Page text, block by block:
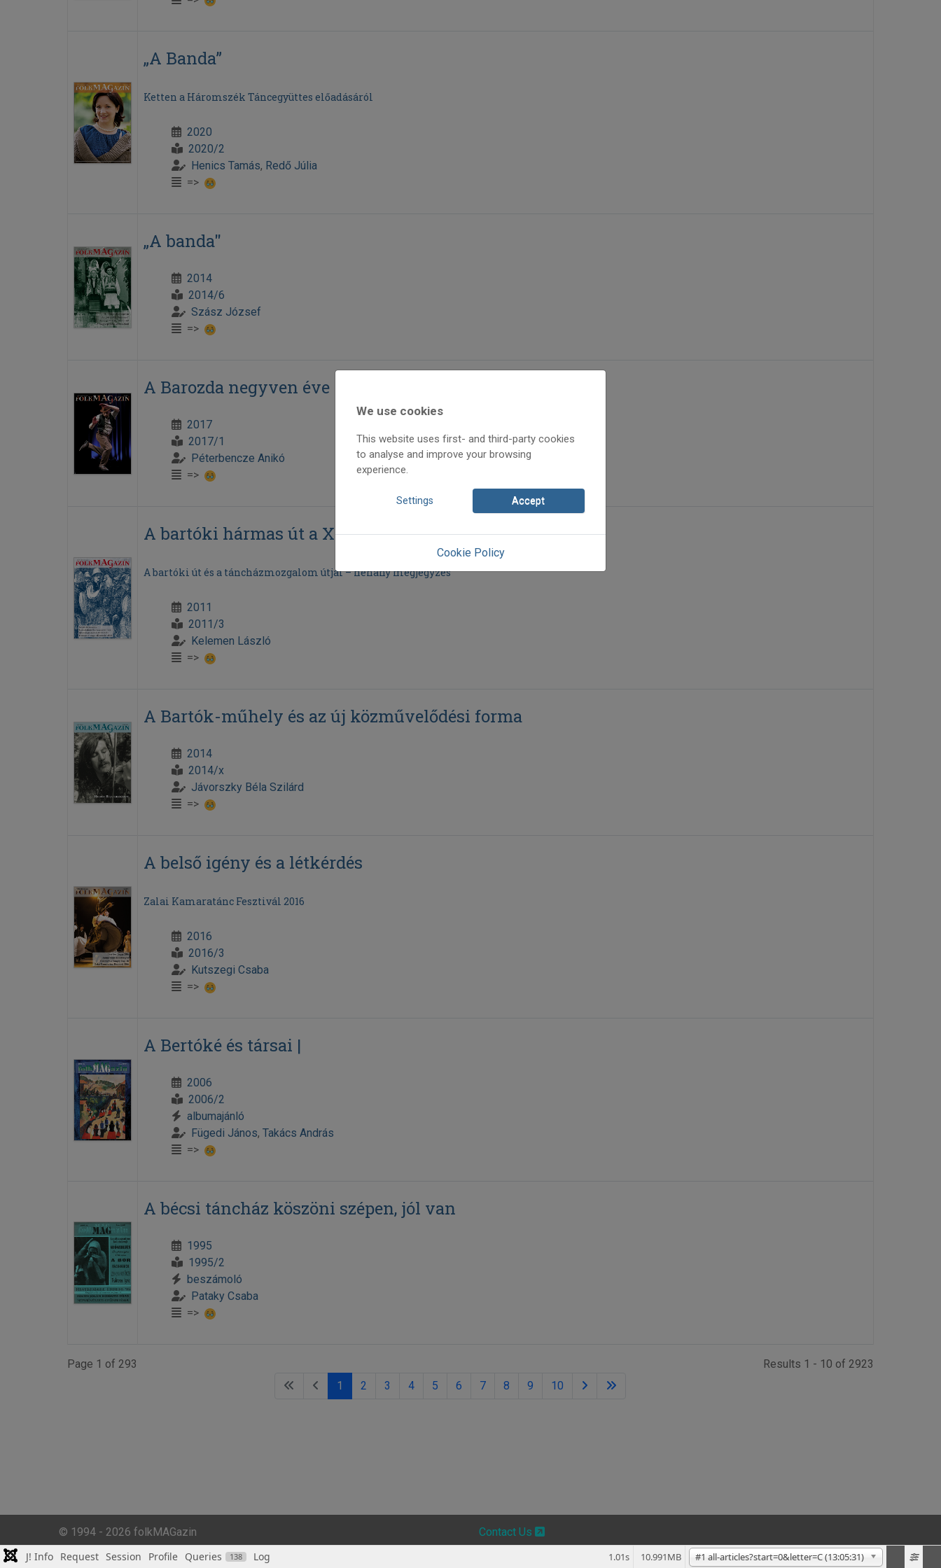
„A Banda”
Ketten a Háromszék Táncegyüttes előadásáról
2020
2020/2
Henics Tamás, Redő Júlia
=>
„A banda"
2014
2014/6
Szász József
=>
A Barozda negyven éve
2017
2017/1
Péterbencze Anikó
=>
A bartóki hármas út a XXI. századi zenében
A bartóki út és a táncházmozgalom útjai – néhány megjegyzés
2011
2011/3
Kelemen László
=>
A Bartók-műhely és az új közművelődési forma
2014
2014/x
Jávorszky Béla Szilárd
=>
A belső igény és a létkérdés
Zalai Kamaratánc Fesztivál 2016
2016
2016/3
Kutszegi Csaba
=>
A Bertóké és társai |
2006
2006/2
albumajánló
Fügedi János, Takács András
=>
A bécsi táncház köszöni szépen, jól van
1995
1995/2
beszámoló
Pataky Csaba
=>
Page 1 of 293
1
2 3 4 5 6 7 8 9 10
Results 1 - 10 of 2923
We use cookies
This website uses first- and third-party cookies
to analyse and improve your browsing
experience.
Settings Accept
Cookie Policy
© 1994 - 2026 folkMAGazin
Contact Us
J! Info Request Session Profile Queries 138 Log #1 all-articles?start=0&letter=C (13:05:31)
10.991MB
1.01s